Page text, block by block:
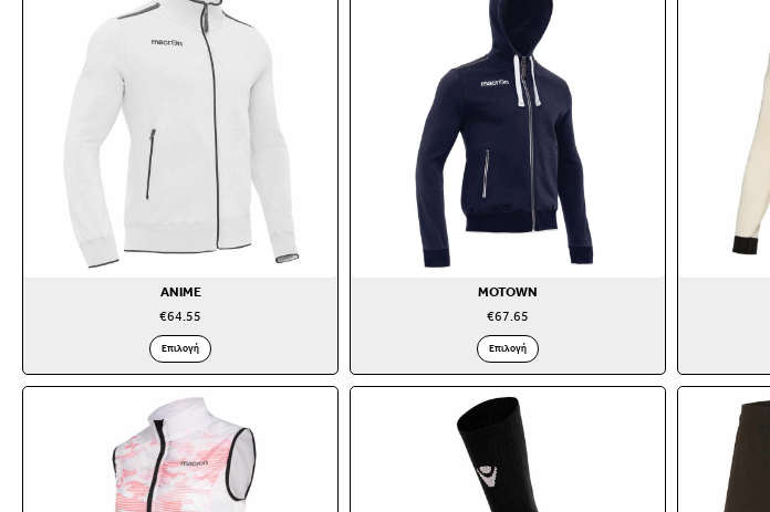
ANIME
€64.55
Επιλογή
MOTOWN
€67.65
Επιλογή